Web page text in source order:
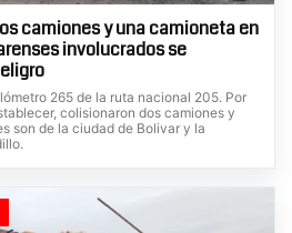
camiones y una camioneta en
involucrados se
265 de la ruta nacional 205. Por
colisionaron dos camiones y
son de la ciudad de Bolivar y la